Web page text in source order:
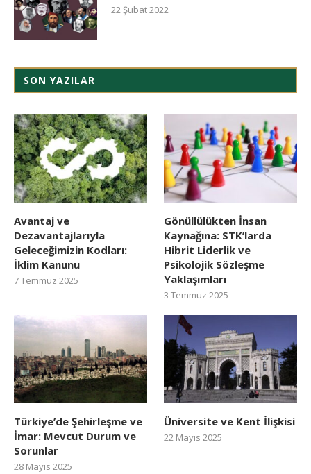
22 Şubat 2022
SON YAZILAR
Avantaj ve
Dezavantajlarıyla
Geleceğimizin Kodları:
İklim Kanunu
7 Temmuz 2025
Gönüllülükten İnsan
Kaynağına: STK’larda
Hibrit Liderlik ve
Psikolojik Sözleşme
Yaklaşımları
3 Temmuz 2025
Türkiye’de Şehirleşme ve
İmar: Mevcut Durum ve
Sorunlar
28 Mayıs 2025
Üniversite ve Kent İlişkisi
22 Mayıs 2025